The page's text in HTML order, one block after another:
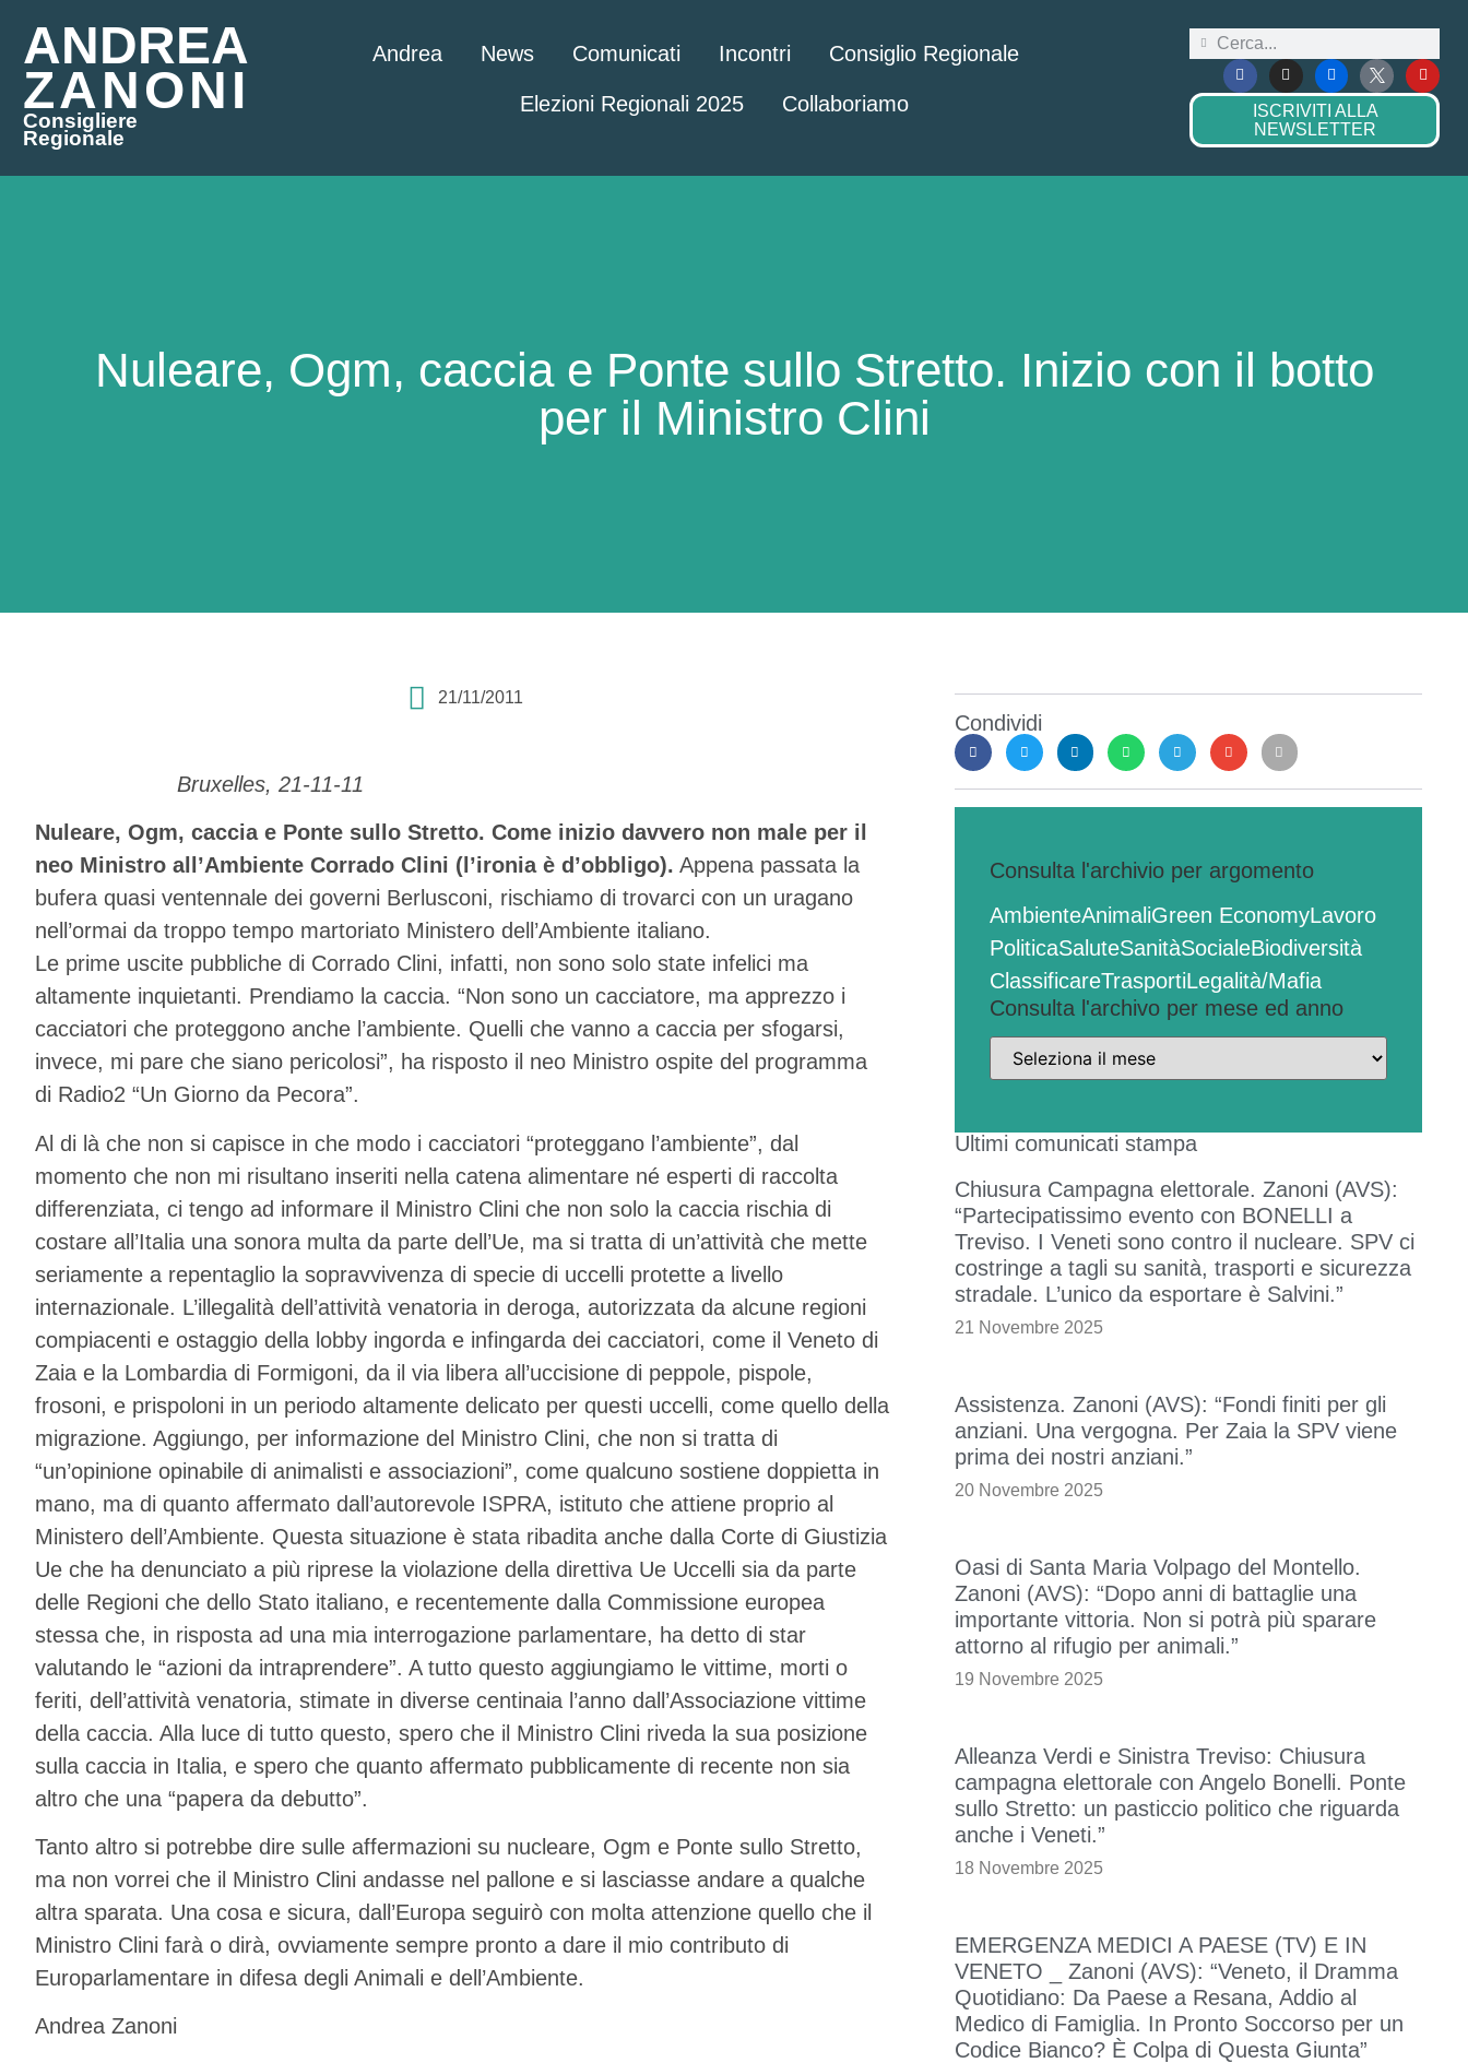
ANDREA
ZANONI
Consigliere
Regionale
Andrea News Comunicati Incontri Consiglio Regionale
Elezioni Regionali 2025 Collaboriamo
ISCRIVITI ALLA
NEWSLETTER
Nuleare, Ogm, caccia e Ponte sullo Stretto. Inizio con il botto
per il Ministro Clini
21/11/2011
Bruxelles, 21-11-11
Nuleare, Ogm, caccia e Ponte sullo Stretto. Come inizio davvero non male per il
neo Ministro all’Ambiente Corrado Clini (l’ironia è d’obbligo). Appena passata la
bufera quasi ventennale dei governi Berlusconi, rischiamo di trovarci con un uragano
nell’ormai da troppo tempo martoriato Ministero dell’Ambiente italiano.
Le prime uscite pubbliche di Corrado Clini, infatti, non sono solo state infelici ma
altamente inquietanti. Prendiamo la caccia. “Non sono un cacciatore, ma apprezzo i
cacciatori che proteggono anche l’ambiente. Quelli che vanno a caccia per sfogarsi,
invece, mi pare che siano pericolosi”, ha risposto il neo Ministro ospite del programma
di Radio2 “Un Giorno da Pecora”.
Al di là che non si capisce in che modo i cacciatori “proteggano l’ambiente”, dal
momento che non mi risultano inseriti nella catena alimentare né esperti di raccolta
differenziata, ci tengo ad informare il Ministro Clini che non solo la caccia rischia di
costare all’Italia una sonora multa da parte dell’Ue, ma si tratta di un’attività che mette
seriamente a repentaglio la sopravvivenza di specie di uccelli protette a livello
internazionale. L’illegalità dell’attività venatoria in deroga, autorizzata da alcune regioni
compiacenti e ostaggio della lobby ingorda e infingarda dei cacciatori, come il Veneto di
Zaia e la Lombardia di Formigoni, da il via libera all’uccisione di peppole, pispole,
frosoni, e prispoloni in un periodo altamente delicato per questi uccelli, come quello della
migrazione. Aggiungo, per informazione del Ministro Clini, che non si tratta di
“un’opinione opinabile di animalisti e associazioni”, come qualcuno sostiene doppietta in
mano, ma di quanto affermato dall’autorevole ISPRA, istituto che attiene proprio al
Ministero dell’Ambiente. Questa situazione è stata ribadita anche dalla Corte di Giustizia
Ue che ha denunciato a più riprese la violazione della direttiva Ue Uccelli sia da parte
delle Regioni che dello Stato italiano, e recentemente dalla Commissione europea
stessa che, in risposta ad una mia interrogazione parlamentare, ha detto di star
valutando le “azioni da intraprendere”. A tutto questo aggiungiamo le vittime, morti o
feriti, dell’attività venatoria, stimate in diverse centinaia l’anno dall’Associazione vittime
della caccia. Alla luce di tutto questo, spero che il Ministro Clini riveda la sua posizione
sulla caccia in Italia, e spero che quanto affermato pubblicamente di recente non sia
altro che una “papera da debutto”.
Tanto altro si potrebbe dire sulle affermazioni su nucleare, Ogm e Ponte sullo Stretto,
ma non vorrei che il Ministro Clini andasse nel pallone e si lasciasse andare a qualche
altra sparata. Una cosa e sicura, dall’Europa seguirò con molta attenzione quello che il
Ministro Clini farà o dirà, ovviamente sempre pronto a dare il mio contributo di
Europarlamentare in difesa degli Animali e dell’Ambiente.
Andrea Zanoni
Condividi
Consulta l'archivio per argomento
AmbienteAnimaliGreen EconomyLavoro
PoliticaSaluteSanitàSocialeBiodiversità
ClassificareTrasportiLegalità/Mafia
Consulta l'archivo per mese ed anno
Ultimi comunicati stampa
Chiusura Campagna elettorale. Zanoni (AVS):
“Partecipatissimo evento con BONELLI a
Treviso. I Veneti sono contro il nucleare. SPV ci
costringe a tagli su sanità, trasporti e sicurezza
stradale. L’unico da esportare è Salvini.”
21 Novembre 2025
Assistenza. Zanoni (AVS): “Fondi finiti per gli
anziani. Una vergogna. Per Zaia la SPV viene
prima dei nostri anziani.”
20 Novembre 2025
Oasi di Santa Maria Volpago del Montello.
Zanoni (AVS): “Dopo anni di battaglie una
importante vittoria. Non si potrà più sparare
attorno al rifugio per animali.”
19 Novembre 2025
Alleanza Verdi e Sinistra Treviso: Chiusura
campagna elettorale con Angelo Bonelli. Ponte
sullo Stretto: un pasticcio politico che riguarda
anche i Veneti.”
18 Novembre 2025
EMERGENZA MEDICI A PAESE (TV) E IN
VENETO _ Zanoni (AVS): “Veneto, il Dramma
Quotidiano: Da Paese a Resana, Addio al
Medico di Famiglia. In Pronto Soccorso per un
Codice Bianco? È Colpa di Questa Giunta”